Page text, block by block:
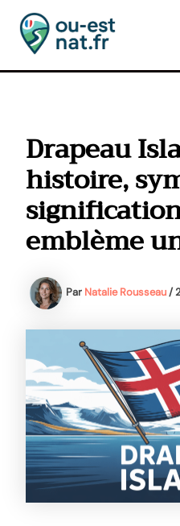
contenu
Drapeau
histoire,
emblème
Par Natalie Rousseau/